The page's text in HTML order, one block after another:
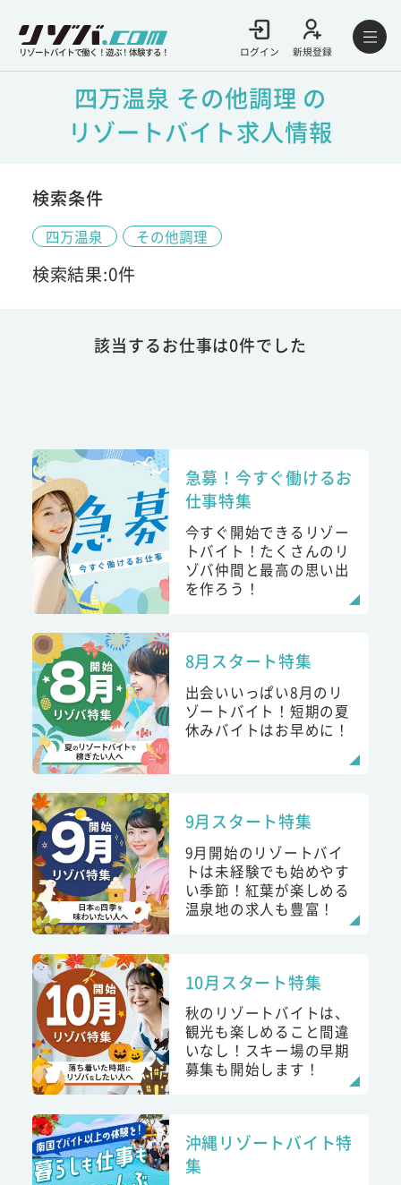
リゾートバイトで働く！遊ぶ！体験する！ ログイン 新規登録
四万温泉 その他調理 の
リゾートバイト求人情報
検索条件
四万温泉 その他調理
検索結果:0件
該当するお仕事は0件でした
急募！今すぐ働けるお
仕事特集
今すぐ開始できるリゾー
トバイト！たくさんのリ
ゾバ仲間と最高の思い出
を作ろう！
8月スタート特集
出会いいっぱい8月のリ
ゾートバイト！短期の夏
休みバイトはお早めに！
9月スタート特集
9月開始のリゾートバイ
トは未経験でも始めやす
い季節！紅葉が楽しめる
温泉地の求人も豊富！
10月スタート特集
秋のリゾートバイトは、
観光も楽しめること間違
いなし！スキー場の早期
募集も開始します！
沖縄リゾートバイト特
集